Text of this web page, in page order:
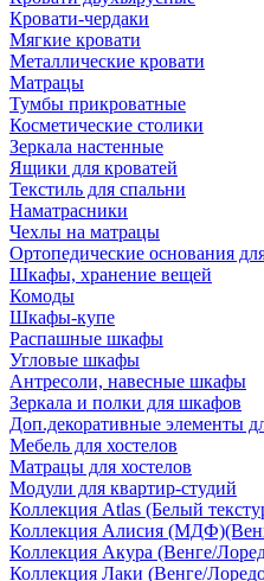
Кровати-чердаки
Мягкие кровати
Металлические кровати
Матрацы
Тумбы прикроватные
Косметические столики
Зеркала настенные
Ящики для кроватей
Текстиль для спальни
Наматрасники
Чехлы на матрацы
Ортопедические основания
Шкафы, хранение вещей
Комоды
Шкафы-купе
Распашные шкафы
Угловые шкафы
Антресоли, навесные шкафы
Зеркала и полки для шкафов
Доп.декоративные элементы
Мебель для хостелов
Матрацы для хостелов
Модули для квартир-студий
Коллекция Atlas (Белый
Коллекция Алисия
Коллекция Акура (Венге/
Коллекция Лаки (Венге/